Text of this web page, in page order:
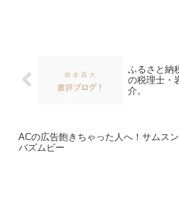
ふるさと納
の税理士・
介。
ACの広告飽きちゃった人へ！サムス
バズムビー